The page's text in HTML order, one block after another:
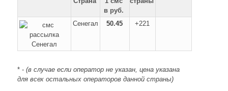
в руб.
Сенегал 50.45 +221
* - (в случае если оператор не указан, цена указана
для всех остальных операторов данной страны)